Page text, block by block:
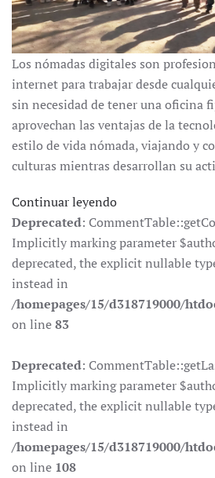
Los nómadas digitales son
internet para trabajar desde
sin necesidad de tener una oficina
aprovechan las ventajas de la
estilo de vida nómada, viajando y
culturas mientras desarrollan su
Continuar leyendo
Deprecated:
Implicitly marking parameter
deprecated, the explicit nullable
instead in
/homepages/15/d318719000/
on line83
Deprecated:
Implicitly marking parameter
deprecated, the explicit nullable
instead in
/homepages/15/d318719000/
on line 108